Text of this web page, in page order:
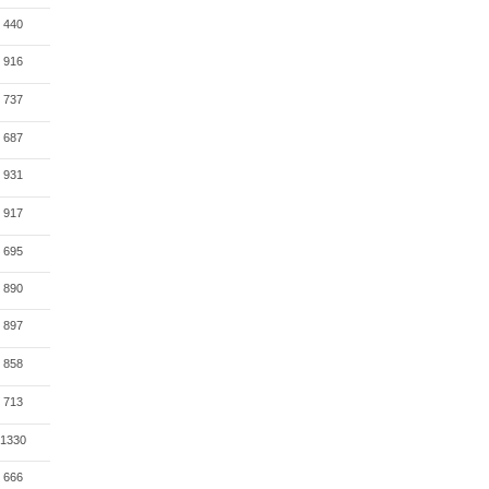
440
916
737
687
931
917
695
890
897
858
713
1330
666